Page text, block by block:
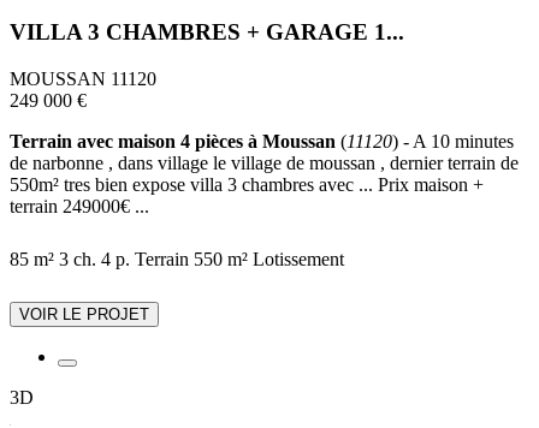
VILLA 3 CHAMBRES + GARAGE 1...
MOUSSAN 11120
249 000 €
Terrain avec maison 4 pièces à Moussan (11120) - A 10 minutes
de narbonne , dans village le village de moussan , dernier terrain de
550m² tres bien expose villa 3 chambres avec ... Prix maison +
terrain 249000€ ...
85 m² 3 ch. 4 p. Terrain 550 m² Lotissement
VOIR LE PROJET
3D